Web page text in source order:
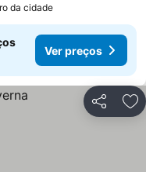
da cidade
Ver preços
Partilhar